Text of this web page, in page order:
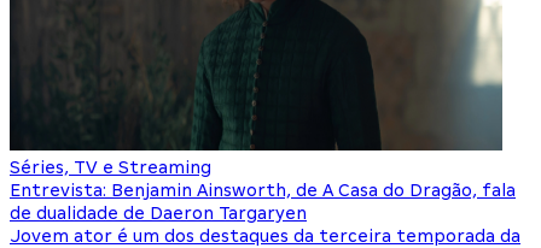
Séries, TV e Streaming
Entrevista: Benjamin Ainsworth, de A Casa do Dragão, fala
de dualidade de Daeron Targaryen
Jovem ator é um dos destaques da terceira temporada da